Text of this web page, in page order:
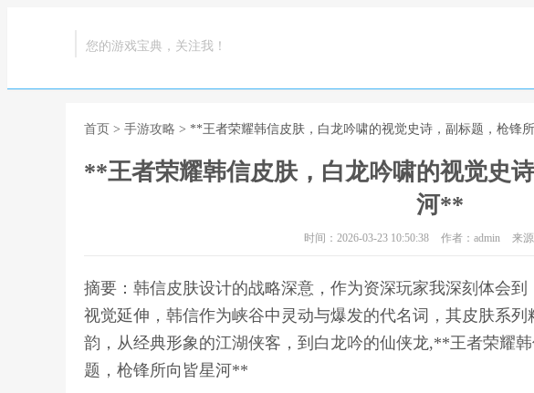
您的游戏宝典，关注我！
首页 > 手游攻略 > **王者荣耀韩信皮肤，白龙吟啸的视觉史诗，副标题，枪锋
**王者荣耀韩信皮肤，白龙吟啸的视觉史
河**
时间：2026-03-23 10:50:38 作者：admin 来
摘要：韩信皮肤设计的战略深意，作为资深玩家我深刻体会
视觉延伸，韩信作为峡谷中灵动与爆发的代名词，其皮肤系
韵，从经典形象的江湖侠客，到白龙吟的仙侠龙,**王者荣耀
题，枪锋所向皆星河**